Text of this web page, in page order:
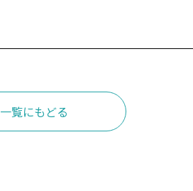
一覧にもどる